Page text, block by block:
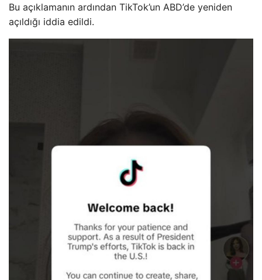
Bu açıklamanın ardından TikTok’un ABD’de yeniden
açıldığı iddia edildi.